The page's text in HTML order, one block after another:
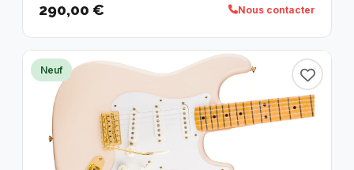
290,00 € Nous contacter
Neuf